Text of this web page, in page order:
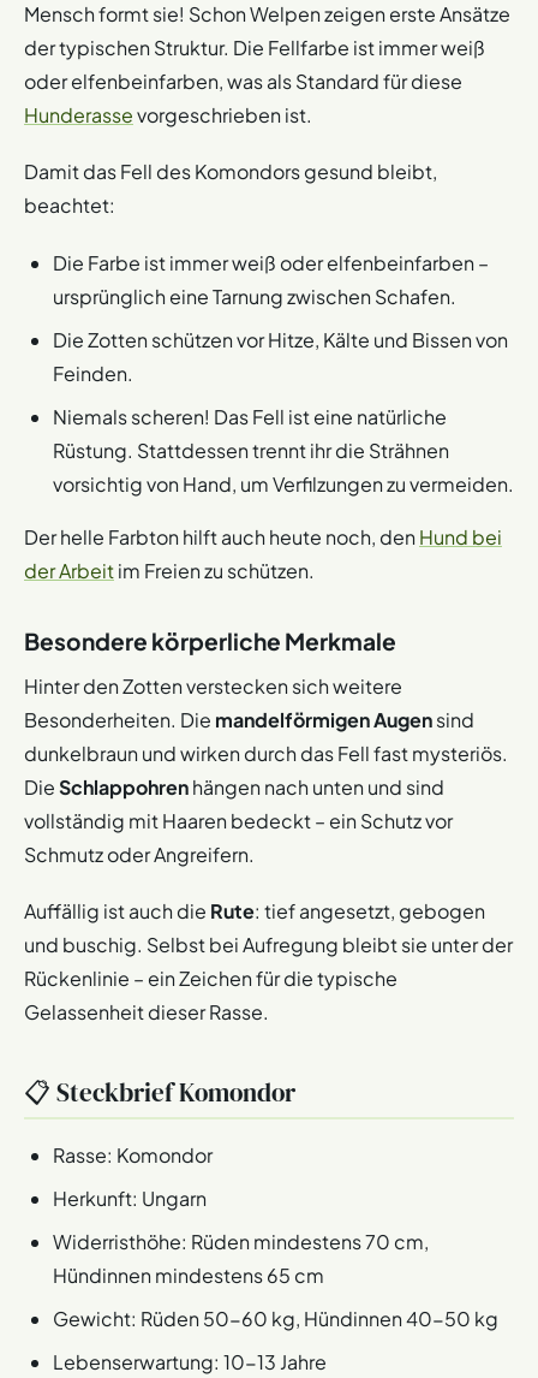
Mensch formt sie! Schon Welpen zeigen erste Ansätze
der typischen Struktur. Die Fellfarbe ist immer weiß
oder elfenbeinfarben, was als Standard für diese
Hunderassevorgeschrieben ist.
Damit das Fell des Komondors gesund bleibt,
beachtet:
Die Farbe ist immer weiß oder elfenbeinfarben –
ursprünglich eine Tarnung zwischen Schafen.
Die Zotten schützen vor Hitze, Kälte und Bissen von
Feinden.
Niemals scheren! Das Fell ist eine natürliche
Rüstung. Stattdessen trennt ihr die Strähnen
vorsichtig von Hand, um Verfilzungen zu vermeiden.
Der helle Farbton hilft auch heute noch, denHund bei
der Arbeitim Freien zu schützen.
Besondere körperliche Merkmale
Hinter den Zotten verstecken sich weitere
Besonderheiten. Die mandelförmigen Augensind
dunkelbraun und wirken durch das Fell fast mysteriös.
DieSchlappohrenhängen nach unten und sind
vollständig mit Haaren bedeckt – ein Schutz vor
Schmutz oder Angreifern.
Auffällig ist auch die Rute: tief angesetzt, gebogen
und buschig. Selbst bei Aufregung bleibt sie unter der
Rückenlinie – ein Zeichen für die typische
Gelassenheit dieser Rasse.
📋 Steckbrief Komondor
Rasse: Komondor
Herkunft: Ungarn
Widerristhöhe: Rüden mindestens 70 cm,
Hündinnen mindestens 65 cm
Gewicht: Rüden 50-60 kg, Hündinnen 40-50 kg
Lebenserwartung: 10-13 Jahre